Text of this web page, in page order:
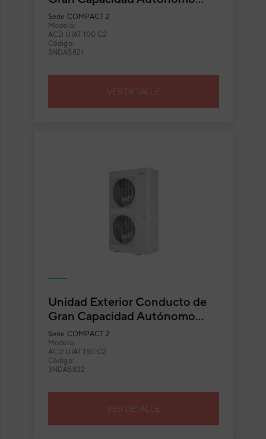
Daitsu con Ventilador Exterior
Axial ACD UIAT 100 C2
Serie COMPACT 2
Modelo:
ACD UIAT 100 C2
Código:
3NDA5821
VER DETALLE
Unidad Exterior Conducto de
Gran Capacidad Autónomo
Daitsu con Ventilador Exterior
Axial ACD UIAT 150 C2
Serie COMPACT 2
Modelo:
ACD UIAT 150 C2
Código:
3NDA5832
VER DETALLE